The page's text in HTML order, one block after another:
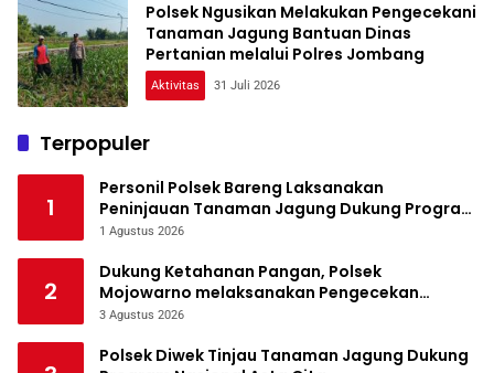
Polsek Ngusikan Melakukan Pengecekani
Tanaman Jagung Bantuan Dinas
Pertanian melalui Polres Jombang
Aktivitas 31 Juli 2026
Terpopuler
1
Personil Polsek Bareng Laksanakan
Peninjauan Tanaman Jagung Dukung Program
Ketahanan Pangan
1 Agustus 2026
2
Dukung Ketahanan Pangan, Polsek
Mojowarno melaksanakan Pengecekan
Tanaman Jagung
3 Agustus 2026
Polsek Diwek Tinjau Tanaman Jagung Dukung